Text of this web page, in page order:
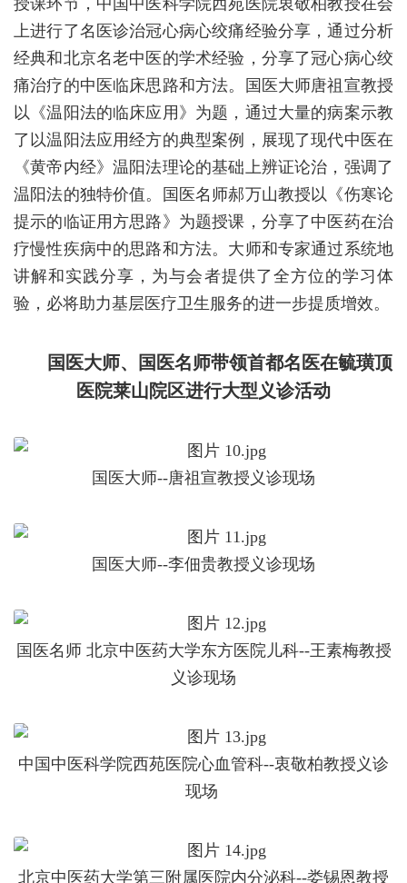
授课环节，中国中医科学院西苑医院衷敬柏教授在会
上进行了名医诊治冠心病心绞痛经验分享，通过分析
经典和北京名老中医的学术经验，分享了冠心病心绞
痛治疗的中医临床思路和方法。国医大师唐祖宣教授
以《温阳法的临床应用》为题，通过大量的病案示教
了以温阳法应用经方的典型案例，展现了现代中医在
《黄帝内经》温阳法理论的基础上辨证论治，强调了
温阳法的独特价值。国医名师郝万山教授以《伤寒论
提示的临证用方思路》为题授课，分享了中医药在治
疗慢性疾病中的思路和方法。大师和专家通过系统地
讲解和实践分享，为与会者提供了全方位的学习体
验，必将助力基层医疗卫生服务的进一步提质增效。
国医大师、国医名师带领首都名医在毓璜顶
医院莱山院区进行大型义诊活动
国医大师--唐祖宣教授义诊现场
国医大师--李佃贵教授义诊现场
国医名师 北京中医药大学东方医院儿科--王素梅教授
义诊现场
中国中医科学院西苑医院心血管科--衷敬柏教授义诊
现场
北京中医药大学第三附属医院内分泌科--娄锡恩教授